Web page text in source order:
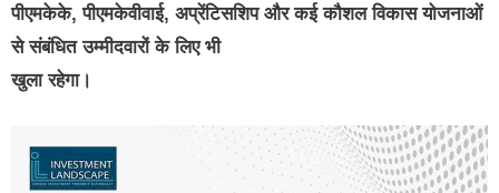
पीएमकेके, पीएमकेवीवाई, अप्रेंटिसशिप और कई कौशल विकास योजनाओं
से संबंधित उम्मीदवारों के लिए भी
खुला रहेगा।